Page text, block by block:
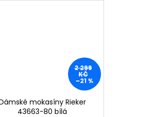
2 299
KČ
–21 %
mokasíny Rieker
43663-80 bílá